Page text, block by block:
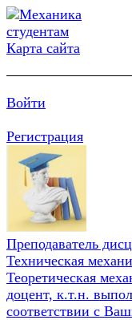
Карта сайта
Войти
Регистрация
Преподаватель
Техническая
Теоретическая
доцент, к.т.н.
соответствии с